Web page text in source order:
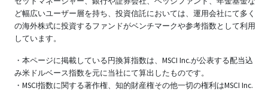
ど幅広いユーザー層を持ち、投資信託においては、運用会社にて多く
の海外株式に投資するファンドがベンチマークや参考指数として利用
しています。
・本ページに掲載している円換算指数は、MSCI Inc.が公表する配当込
み米ドルベース指数を元に当社にて算出したものです。
・MSCI指数に関する著作権、知的財産権その他一切の権利はMSCI Inc.